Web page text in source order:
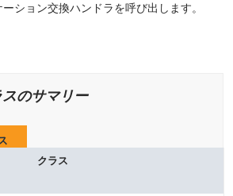
ション交換ハンドラを呼び出します。
のサマリー
クラス